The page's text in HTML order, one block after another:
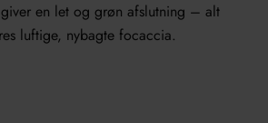
en let og grøn afslutning – alt
luftige, nybagte focaccia.